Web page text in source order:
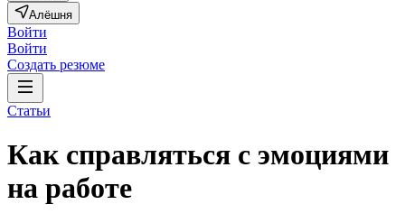
Алёшня
Войти
Войти
Создать резюме
Статьи
Как справляться с эмоциями
на работе